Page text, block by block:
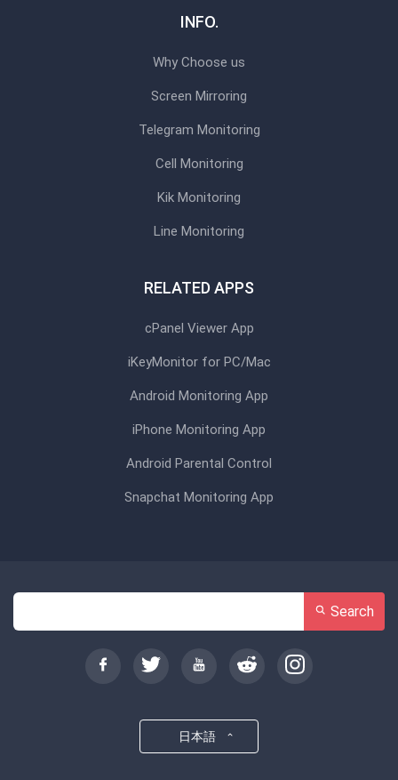
INFO.
Why Choose us
Screen Mirroring
Telegram Monitoring
Cell Monitoring
Kik Monitoring
Line Monitoring
RELATED APPS
cPanel Viewer App
iKeyMonitor for PC/Mac
Android Monitoring App
iPhone Monitoring App
Android Parental Control
Snapchat Monitoring App
Search
日本語